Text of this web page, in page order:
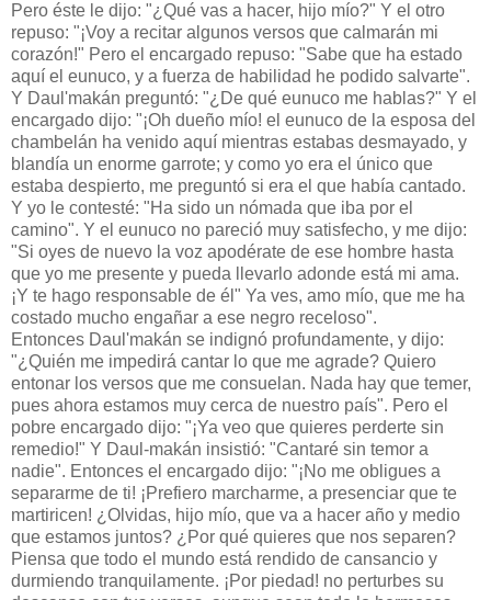
Pero éste le dijo: "¿Qué vas a hacer, hijo mío?" Y el otro
repuso: "¡Voy a recitar algunos versos que calmarán mi
corazón!" Pero el encargado repuso: "Sabe que ha estado
aquí el eunuco, y a fuerza de habilidad he podido salvarte".
Y Daul'makán preguntó: "¿De qué eunuco me hablas?" Y el
encargado dijo: "¡Oh dueño mío! el eunuco de la esposa del
chambelán ha venido aquí mientras estabas desmayado, y
blandía un enorme garrote; y como yo era el único que
estaba despierto, me preguntó si era el que había cantado.
Y yo le contesté: "Ha sido un nómada que iba por el
camino". Y el eunuco no pareció muy satisfecho, y me dijo:
"Si oyes de nuevo la voz apodérate de ese hombre hasta
que yo me presente y pueda llevarlo adonde está mi ama.
¡Y te hago responsable de él" Ya ves, amo mío, que me ha
costado mucho engañar a ese negro receloso".
Entonces Daul'makán se indignó profundamente, y dijo:
"¿Quién me impedirá cantar lo que me agrade? Quiero
entonar los versos que me consuelan. Nada hay que temer,
pues ahora estamos muy cerca de nuestro país". Pero el
pobre encargado dijo: "¡Ya veo que quieres perderte sin
remedio!" Y Daul-makán insistió: "Cantaré sin temor a
nadie". Entonces el encargado dijo: "¡No me obligues a
separarme de ti! ¡Prefiero marcharme, a presenciar que te
martiricen! ¿Olvidas, hijo mío, que va a hacer año y medio
que estamos juntos? ¿Por qué quieres que nos separen?
Piensa que todo el mundo está rendido de cansancio y
durmiendo tranquilamente. ¡Por piedad! no perturbes su